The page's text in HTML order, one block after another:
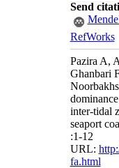
Send
RefWorks
Pazira A,
Ghanbari
inter-tidal
seaport
:1-12
URL:
fa.html